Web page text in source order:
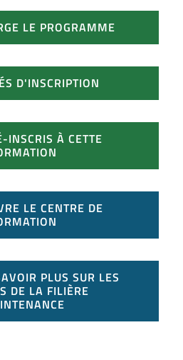
LE PROGRAMME
D'INSCRIPTION
INSCRIS À CETTE
LE CENTRE DE
PLUS SUR LES
DE LA FILIÈRE